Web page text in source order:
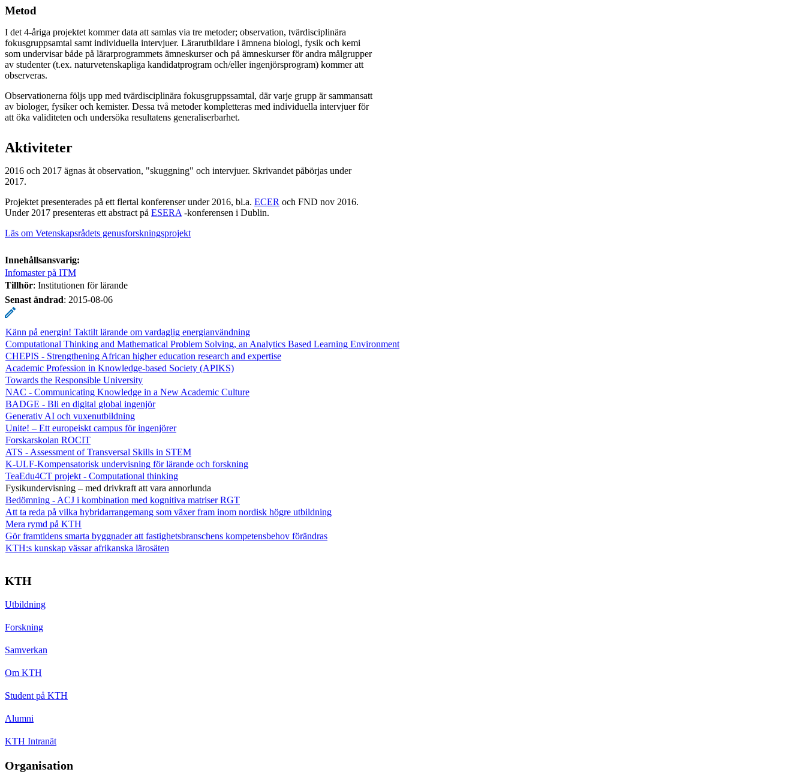
Metod
I det 4-åriga projektet kommer data att samlas via tre metoder; observation, tvärdisciplinära
fokusgruppsamtal samt individuella intervjuer. Lärarutbildare i ämnena biologi, fysik och kemi
som undervisar både på lärarprogrammets ämneskurser och på ämneskurser för andra målgrupper
av studenter (t.ex. naturvetenskapliga kandidatprogram och/eller ingenjörsprogram) kommer att
observeras.
Observationerna följs upp med tvärdisciplinära fokusgruppssamtal, där varje grupp är sammansatt
av biologer, fysiker och kemister. Dessa två metoder kompletteras med individuella intervjuer för
att öka validiteten och undersöka resultatens generaliserbarhet.
Aktiviteter
2016 och 2017 ägnas åt observation, "skuggning" och intervjuer. Skrivandet påbörjas under
2017.
Projektet presenterades på ett flertal konferenser under 2016, bl.a. ECER och FND nov 2016.
Under 2017 presenteras ett abstract på ESERA -konferensen i Dublin.
Läs om Vetenskapsrådets genusforskningsprojekt
Innehållsansvarig:
Infomaster på ITM
Tillhör: Institutionen för lärande
Senast ändrad: 2015-08-06
Känn på energin! Taktilt lärande om vardaglig energianvändning
Computational Thinking and Mathematical Problem Solving, an Analytics Based Learning Environment
CHEPIS - Strengthening African higher education research and expertise
Academic Profession in Knowledge-based Society (APIKS)
Towards the Responsible University
NAC - Communicating Knowledge in a New Academic Culture
BADGE - Bli en digital global ingenjör
Generativ AI och vuxenutbildning
Unite! – Ett europeiskt campus för ingenjörer
Forskarskolan ROCIT
ATS - Assessment of Transversal Skills in STEM
K-ULF-Kompensatorisk undervisning för lärande och forskning
TeaEdu4CT projekt - Computational thinking
Fysikundervisning – med drivkraft att vara annorlunda
Bedömning - ACJ i kombination med kognitiva matriser RGT
Att ta reda på vilka hybridarrangemang som växer fram inom nordisk högre utbildning
Mera rymd på KTH
Gör framtidens smarta byggnader att fastighetsbranschens kompetensbehov förändras
KTH:s kunskap vässar afrikanska lärosäten
KTH
Utbildning
Forskning
Samverkan
Om KTH
Student på KTH
Alumni
KTH Intranät
Organisation